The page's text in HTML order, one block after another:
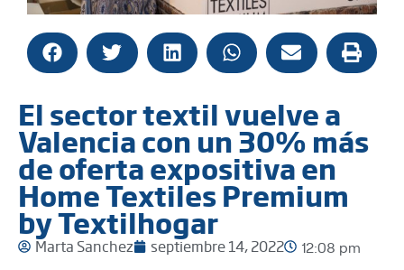
El sector textil vuelve a
Valencia con un 30% más
de oferta expositiva en
Home Textiles Premium
by Textilhogar
Marta Sanchez septiembre 14, 2022
12:08 pm